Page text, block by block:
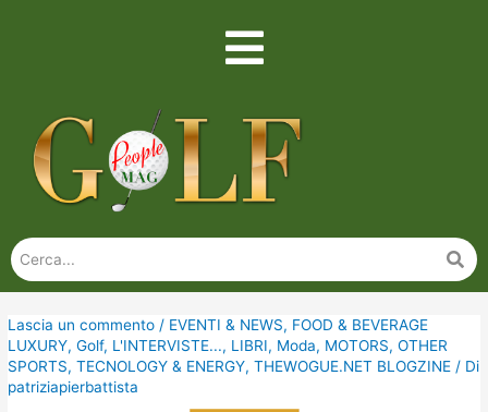
Lascia un commento / EVENTI & NEWS, FOOD & BEVERAGE
LUXURY,Golf, L'INTERVISTE..., LIBRI, Moda, MOTORS,OTHER
SPORTS,TECNOLOGY & ENERGY,THEWOGUE.NET BLOGZINE / Di
patriziapierbattista